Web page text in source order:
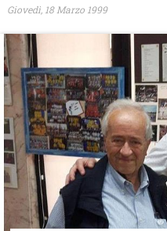
Giovedì, 18 Marzo 1999